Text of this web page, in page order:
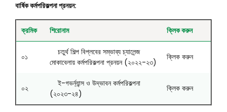
বার্ষিক কর্মপরিকল্পনা প্রনয়ন:
ক্রমিক শিরোনাম ক্লিক করুন
০১
চতুর্থ শিল্প বিপ্লবের সম্ভাব্য চ্যালেন্জ
মোকাবেলায় কর্মপরিকল্পনা প্রনয়ন (২০২২-২৩)
ক্লিক করুন
০২
ই-গভর্ন্যান্স ও উদ্ভাবন কর্মপরিকল্পনা
(২০২৩-২৪)
ক্লিক করুন